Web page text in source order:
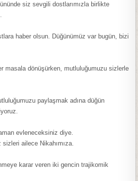
siz sevgili dostlarımızla birlikte
haber olsun. Düğünümüz var bugün, bizi
masala dönüşürken, mutluluğumuzu sizlerle
paylaşmak adına düğün
evleneceksiniz diye.
ailece Nikahımıza.
karar veren iki gencin trajikomik